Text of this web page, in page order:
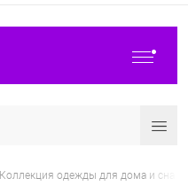
Коллекция одежды для дома и сна